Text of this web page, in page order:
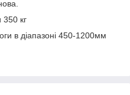
350 кг
в діапазоні 450-1200мм